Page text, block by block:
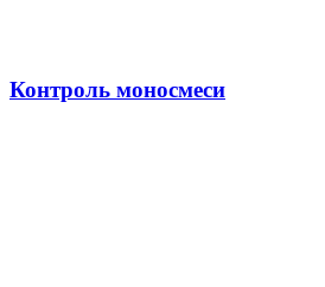
Контроль моносмеси